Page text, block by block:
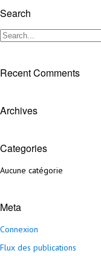
Search
Recent Comments
Archives
Categories
Aucune catégorie
Meta
Connexion
Flux des publications